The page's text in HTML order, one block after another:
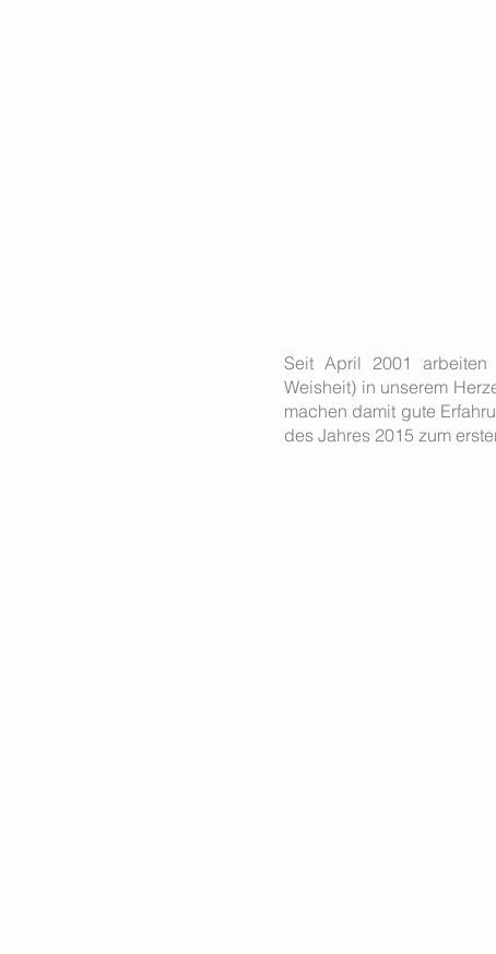
Seit April 2001
Weisheit) in unserem
machen damit gute
des Jahres 2015 zum